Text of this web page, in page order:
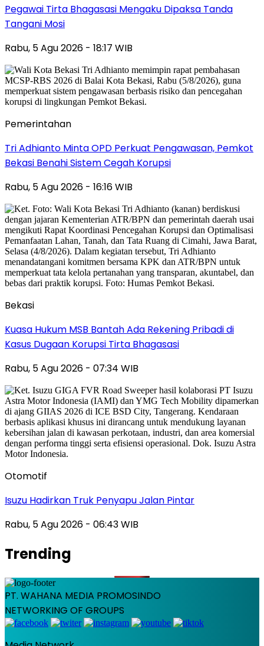
Pegawai Tirta Bhagasasi Mengaku Dipaksa Tanda
Tangani Mosi
Rabu, 5 Agu 2026 - 18:17 WIB
Pemerintahan
Tri Adhianto Minta OPD Perkuat Pengawasan, Pemkot
Bekasi Benahi Sistem Cegah Korupsi
Rabu, 5 Agu 2026 - 16:16 WIB
Bekasi
Kuasa Hukum MSB Bantah Ada Rekening Pribadi di
Kasus Dugaan Korupsi Tirta Bhagasasi
Rabu, 5 Agu 2026 - 07:34 WIB
Otomotif
Isuzu Hadirkan Truk Penyapu Jalan Pintar
Rabu, 5 Agu 2026 - 06:43 WIB
Trending
PT. WAHANA MEDIA PROMOSINDO
NETWORKING OF GROUPS